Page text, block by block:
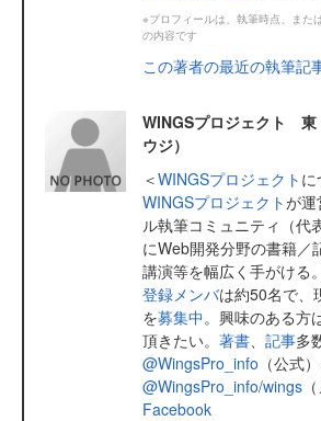
※プロフィールは、執筆時点、また
の内容です
この著者の最近の執筆記
WINGSプロジェクト
ウジ）
＜WINGSプロジェクト に
WINGSプロジェクトが運
ル執筆コミュニティ（代
にWeb開発分野の書籍／
講演等を幅広く手がける
登録メンバは約50名で、
を募集中。興味のある方
頂きたい。 著書 記事多
@WingsPro_info （公式）
@WingsPro_info/wings
Facebook